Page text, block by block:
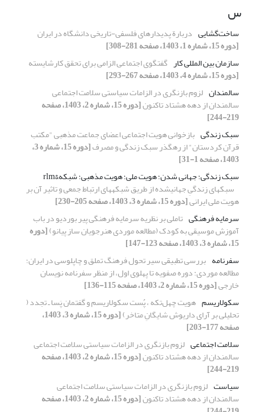
س
ساخت‌گشایی دربارة پدیدارهای فلسفی-تاریخی دانشگاه در ایران
[دوره 15، شماره 1، 1403، صفحه 281-308]
سازمان بین المللی کار گفتگوی اجتماعی الزامی برای تحقق کارشایسته
[دوره 15، شماره 4، 1403، صفحه 267-293]
سالمندان لزوم بازنگری در الزامات سیاستی سلامت اجتماعی
سالمندان از دهه هشتاد تاکنون [دوره 15، شماره 2، 1403، صفحه
219-244]
سبک زندگی بازخوانی هویت اجتماعی اعضای جماعت مذهبی "مکتب
قرآن کردستان" از رهگذر سبک زندگی و مصرف [دوره 15، شماره 3،
1403، صفحه 1-31]
سبک زندگی؛ جهانی شدن؛ هویت ملی؛ هویت مذهبی؛ شبکه&rlm
سبک‏های زندگیِ جهانی‏شده از طریق شبکه‏های ارتباط‏ جمعی و تاثیر آن بر
هویت ملی ایرانی[دوره 15، شماره 3، 1403، صفحه 205-230]
سرمایه فرهنگی تاملی بر نظریه سرمایه فرهنگی پیر بوردیو در باب
آموزش موسیقی به کودک (مطالعه موردی هنرجویان ساز پیانو)[دوره
15، شماره 3، 1403، صفحه 123-147]
سفرنامه بررسی تطبیقی سیر تحول فرهنگ تملق و چاپلوسی در ایران؛
مطالعه موردی: دوره صفویه تا پهلوی اول، از منظر سفرنامه نویسان
خارجی[دوره 15، شماره 2، 1403، صفحه 115-136]
سکولاریسم هویت چهل‌تکه ، پُست سکولاریسم و گفتمان پَسا ـ تجدد (
تحلیلی بر آرای داریوش شایگانِ متاخر) [دوره 15، شماره 3، 1403،
صفحه 177-203]
سلامت اجتماعی لزوم بازنگری در الزامات سیاستی سلامت اجتماعی
سالمندان از دهه هشتاد تاکنون [دوره 15، شماره 2، 1403، صفحه
219-244]
سیاست لزوم بازنگری در الزامات سیاستی سلامت اجتماعی
سالمندان از دهه هشتاد تاکنون [دوره 15، شماره 2، 1403، صفحه